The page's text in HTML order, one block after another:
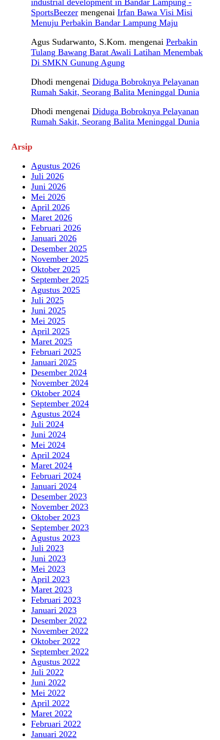
industrial development in Bandar Lampung -
SportsBeezer mengenai Irfan Bawa Visi Misi
Menuju Perbakin Bandar Lampung Maju
Agus Sudarwanto, S.Kom. mengenai Perbakin
Tulang Bawang Barat Awali Latihan Menembak
Di SMKN Gunung Agung
Dhodi mengenai Diduga Bobroknya Pelayanan
Rumah Sakit, Seorang Balita Meninggal Dunia
Dhodi mengenai Diduga Bobroknya Pelayanan
Rumah Sakit, Seorang Balita Meninggal Dunia
Arsip
Agustus 2026
Juli 2026
Juni 2026
Mei 2026
April 2026
Maret 2026
Februari 2026
Januari 2026
Desember 2025
November 2025
Oktober 2025
September 2025
Agustus 2025
Juli 2025
Juni 2025
Mei 2025
April 2025
Maret 2025
Februari 2025
Januari 2025
Desember 2024
November 2024
Oktober 2024
September 2024
Agustus 2024
Juli 2024
Juni 2024
Mei 2024
April 2024
Maret 2024
Februari 2024
Januari 2024
Desember 2023
November 2023
Oktober 2023
September 2023
Agustus 2023
Juli 2023
Juni 2023
Mei 2023
April 2023
Maret 2023
Februari 2023
Januari 2023
Desember 2022
November 2022
Oktober 2022
September 2022
Agustus 2022
Juli 2022
Juni 2022
Mei 2022
April 2022
Maret 2022
Februari 2022
Januari 2022